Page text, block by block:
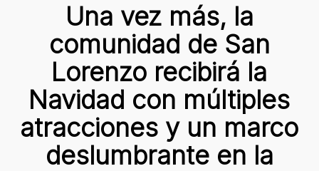
Una vez más, la
comunidad de San
Lorenzo recibirá la
Navidad con múltiples
atracciones y un marco
deslumbrante en la